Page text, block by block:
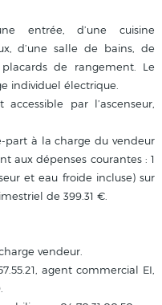
entrée, d’une cuisine
d’une salle de bains, de
de rangement. Le
individuel électrique.
par l’ascenseur,
à la charge du vendeur
aux dépenses courantes : 1
et eau froide incluse) sur
de 399.31 €.
vendeur.
agent commercial EI,